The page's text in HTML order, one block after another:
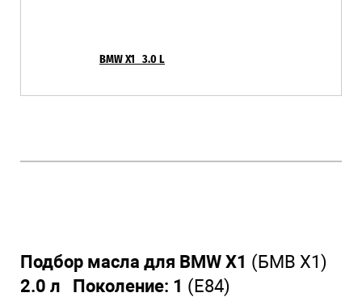
BMW X1 3.0 L
Подбор масла для BMW X1 (БМВ Х1)
2.0 л Поколение: 1 (E84)